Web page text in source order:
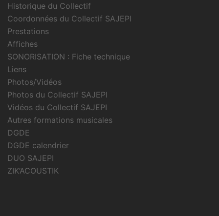
Historique du Collectif
Coordonnées du Collectif SAJEPI
Prestations
Affiches
SONORISATION : Fiche technique
Liens
Photos/Vidéos
Photos du Collectif SAJEPI
Vidéos du Collectif SAJEPI
Autres formations musicales
DGDE
DGDE calendrier
DUO SAJEPI
ZIK’ACOUSTIK